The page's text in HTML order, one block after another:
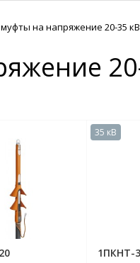
на напряжение 20-35 кВ
1ПКНТ-
35 кВ